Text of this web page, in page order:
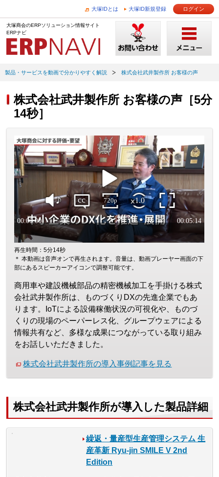
大塚IDとは 大塚ID新規登録 ログイン
大塚商会のERPソリューション情報サイト
ERPナビ
製品・サービスを動画で分かりやすく解説 株式会社武井製作所 お客様の声
株式会社武井製作所 お客様の声［5分
14秒］
再生時間：5分14秒
＊ 本動画は音声オンで再生されます。音量は、動画プレーヤー画面の下
部にあるスピーカーアイコンで調整可能です。
商用車や建設機械部品の精密機械加工を手掛ける株式
会社武井製作所は、ものづくりDXの先進企業でもあ
ります。IoTによる設備稼働状況の可視化や、ものづ
くりの現場のペーパーレス化、グループウェアによる
情報共有など、多様な成果につながっている取り組み
をお話しいただきました。
株式会社武井製作所の導入事例記事を見る
株式会社武井製作所が導入した製品詳細
繰返・量産型生産管理システム 生
産革新 Ryu-jin SMILE V 2nd
Edition